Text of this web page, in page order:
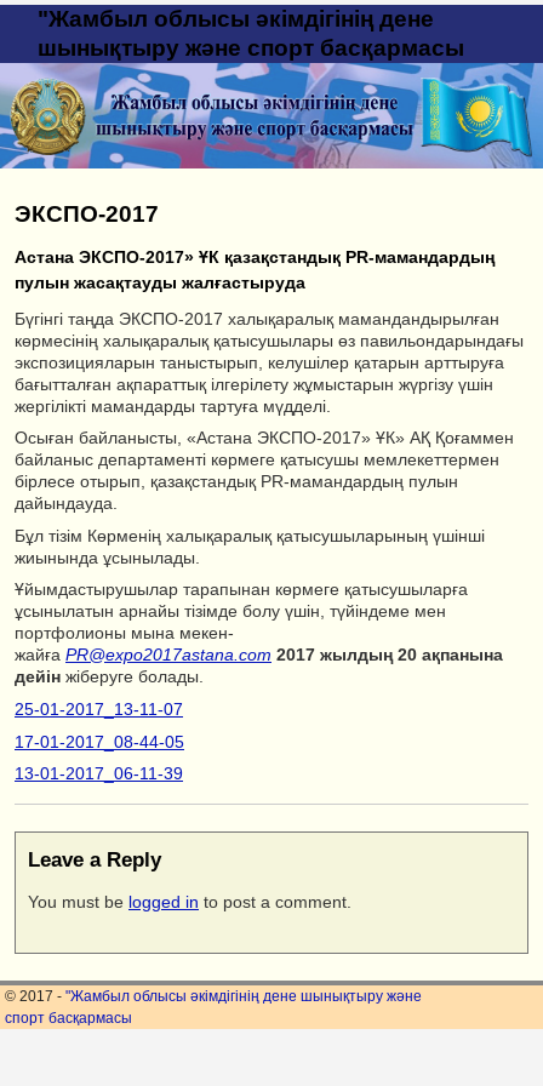
"Жамбыл облысы әкімдігінің дене
шынықтыру және спорт басқармасы
ЭКСПО-2017
Астана ЭКСПО-2017» ҰК қазақстандық PR-мамандардың
пулын жасақтауды жалғастыруда
Бүгінгі таңда ЭКСПО-2017 халықаралық мамандандырылған
көрмесінің халықаралық қатысушылары өз павильондарындағы
экспозицияларын таныстырып, келушілер қатарын арттыруға
бағытталған ақпараттық ілгерілету жұмыстарын жүргізу үшін
жергілікті мамандарды тартуға мүдделі.
Осыған байланысты, «Астана ЭКСПО-2017» ҰК» АҚ Қоғаммен
байланыс департаменті көрмеге қатысушы мемлекеттермен
бірлесе отырып, қазақстандық PR-мамандардың пулын
дайындауда.
Бұл тізім Көрменің халықаралық қатысушыларының үшінші
жиынында ұсынылады.
Ұйымдастырушылар тарапынан көрмеге қатысушыларға
ұсынылатын арнайы тізімде болу үшін, түйіндеме мен
портфолионы мына мекен-
жайға PR@expo2017astana.com 2017 жылдың 20 ақпанына
дейін жіберуге болады.
25-01-2017_13-11-07
17-01-2017_08-44-05
13-01-2017_06-11-39
Leave a Reply
You must be logged in to post a comment.
© 2017 - "Жамбыл облысы әкімдігінің дене шынықтыру және
спорт басқармасы